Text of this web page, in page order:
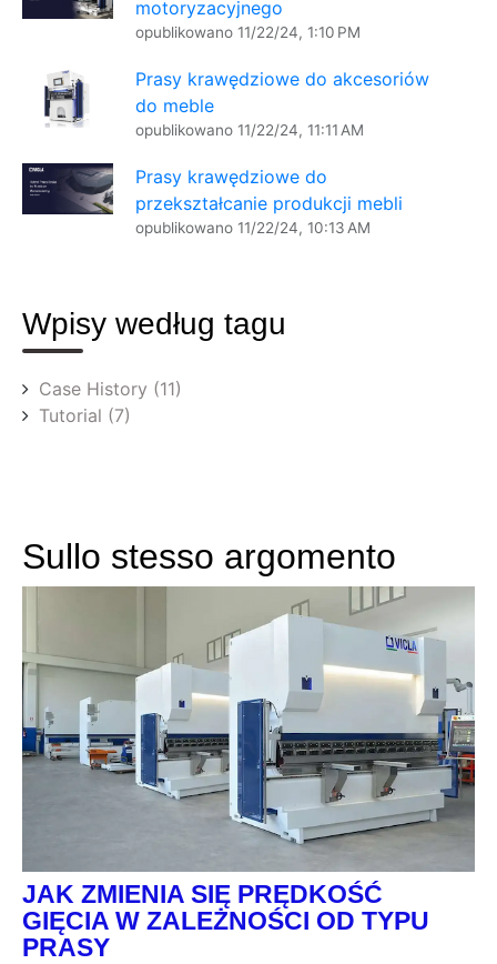
motoryzacyjnego
opublikowano 11/22/24, 1:10 PM
Prasy krawędziowe do akcesoriów
do meble
opublikowano 11/22/24, 11:11 AM
Prasy krawędziowe do
przekształcanie produkcji mebli
opublikowano 11/22/24, 10:13 AM
Wpisy według tagu
Case History (11)
Tutorial (7)
Sullo stesso argomento
JAK ZMIENIA SIĘ PRĘDKOŚĆ
GIĘCIA W ZALEŻNOŚCI OD TYPU
PRASY